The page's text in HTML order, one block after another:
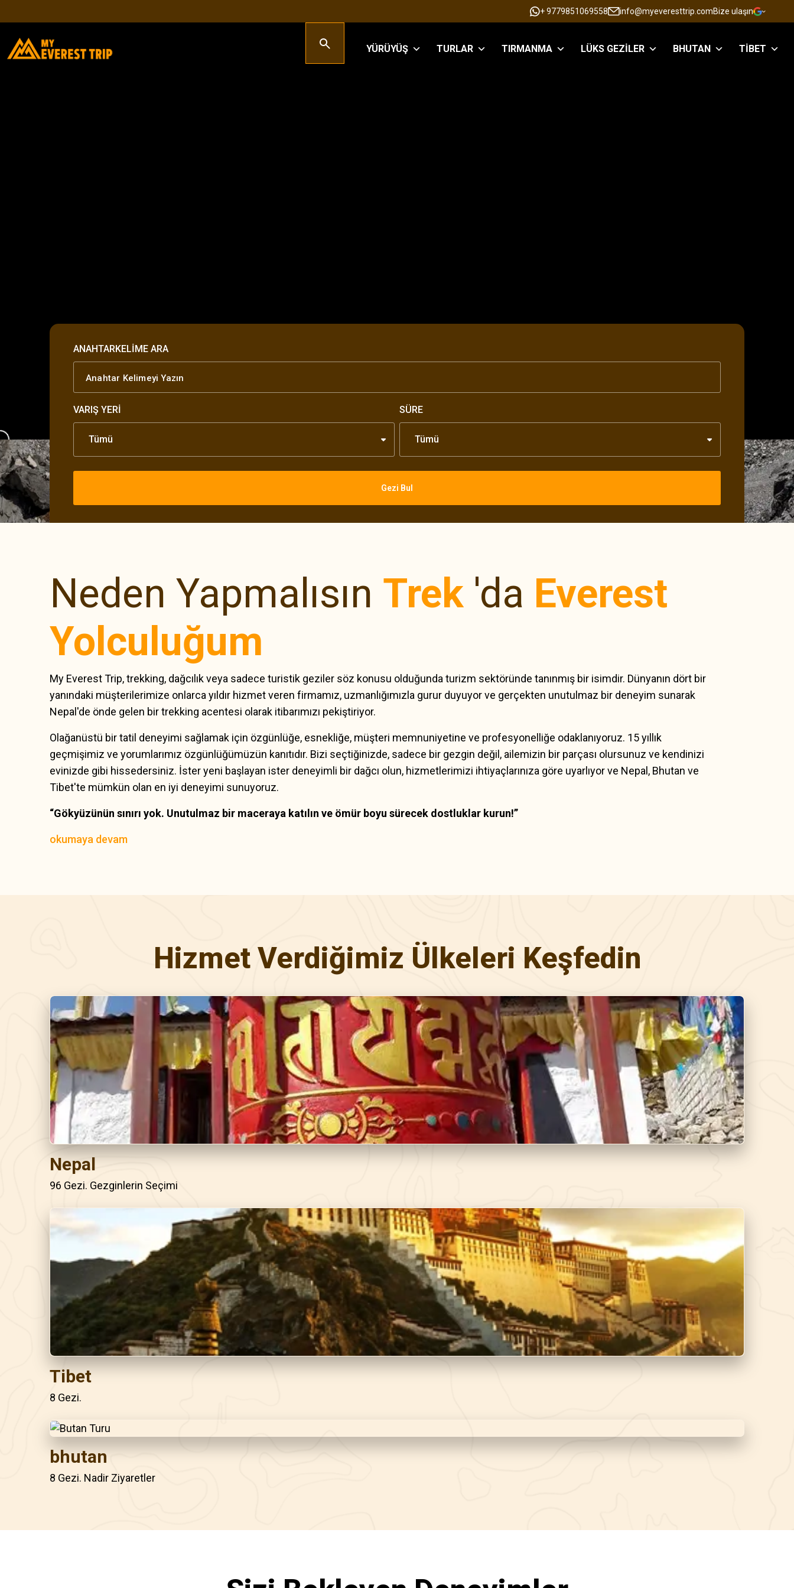
+ 9779851069558 info@myeveresttrip.comBize ulaşın
YÜRÜYÜŞ TURLAR TIRMANMA LÜKS GEZILER BHUTAN TIBET
ANAHTARKELIME ARA
VARIŞ YERI
Tümü
SÜRE
Tümü
Gezi Bul
Neden Yapmalısın Trek 'da Everest
Yolculuğum
My Everest Trip, trekking, dağcılık veya sadece turistik geziler söz konusu olduğunda turizm sektöründe tanınmış bir isimdir. Dünyanın dört bir
yanındaki müşterilerimize onlarca yıldır hizmet veren firmamız, uzmanlığımızla gurur duyuyor ve gerçekten unutulmaz bir deneyim sunarak
Nepal'de önde gelen bir trekking acentesi olarak itibarımızı pekiştiriyor.
Olağanüstü bir tatil deneyimi sağlamak için özgünlüğe, esnekliğe, müşteri memnuniyetine ve profesyonelliğe odaklanıyoruz. 15 yıllık
geçmişimiz ve yorumlarımız özgünlüğümüzün kanıtıdır. Bizi seçtiğinizde, sadece bir gezgin değil, ailemizin bir parçası olursunuz ve kendinizi
evinizde gibi hissedersiniz. İster yeni başlayan ister deneyimli bir dağcı olun, hizmetlerimizi ihtiyaçlarınıza göre uyarlıyor ve Nepal, Bhutan ve
Tibet'te mümkün olan en iyi deneyimi sunuyoruz.
“Gökyüzünün sınırı yok. Unutulmaz bir maceraya katılın ve ömür boyu sürecek dostluklar kurun!”
okumaya devam
Hizmet Verdiğimiz Ülkeleri Keşfedin
Nepal
96 Gezi. Gezginlerin Seçimi
Tibet
8 Gezi.
bhutan
8 Gezi. Nadir Ziyaretler